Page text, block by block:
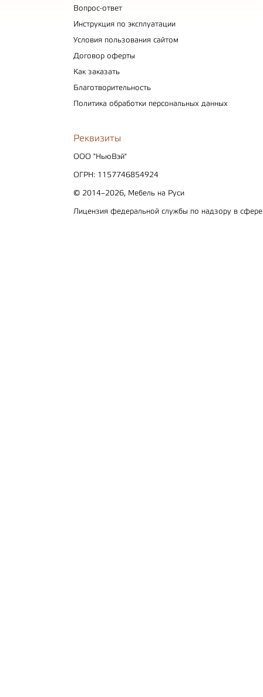
Вопрос-ответ
Инструкция по эксплуатации
Условия пользования сайтом
Договор оферты
Как заказать
Благотворительность
Политика обработки персональных данных
Реквизиты
ООО "НьюВэй"
ОГРН: 1157746854924
© 2014–2026, Мебель на Руси
Лицензия федеральной службы по надзору в